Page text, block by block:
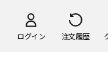
ログイン 注文履歴